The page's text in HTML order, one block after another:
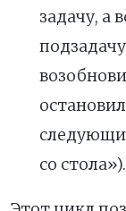
задачу, а
со стола»).